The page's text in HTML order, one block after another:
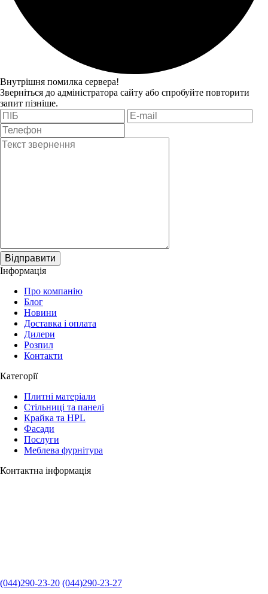
Внутрішня помилка сервера!
Зверніться до адміністратора сайту або спробуйте повторити
запит пізніше.
Відправити
Інформація
Про компанію
Блог
Новини
Доставка і оплата
Дилери
Розпил
Контакти
Категорії
Плитні матеріали
Стільниці та панелі
Крайка та HPL
Фасади
Послуги
Меблева фурнітура
Контактна інформація
(044)290-23-20 (044)290-23-27